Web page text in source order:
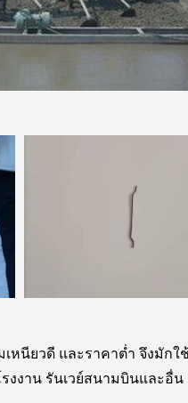
หนียวดี และราคาต่ำ จึงมั
งงาน รันเวย์สนามบินและอื่น